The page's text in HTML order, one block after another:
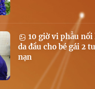
10 giờ vi phẫu nối
da đầu cho bé gái 2
nạn